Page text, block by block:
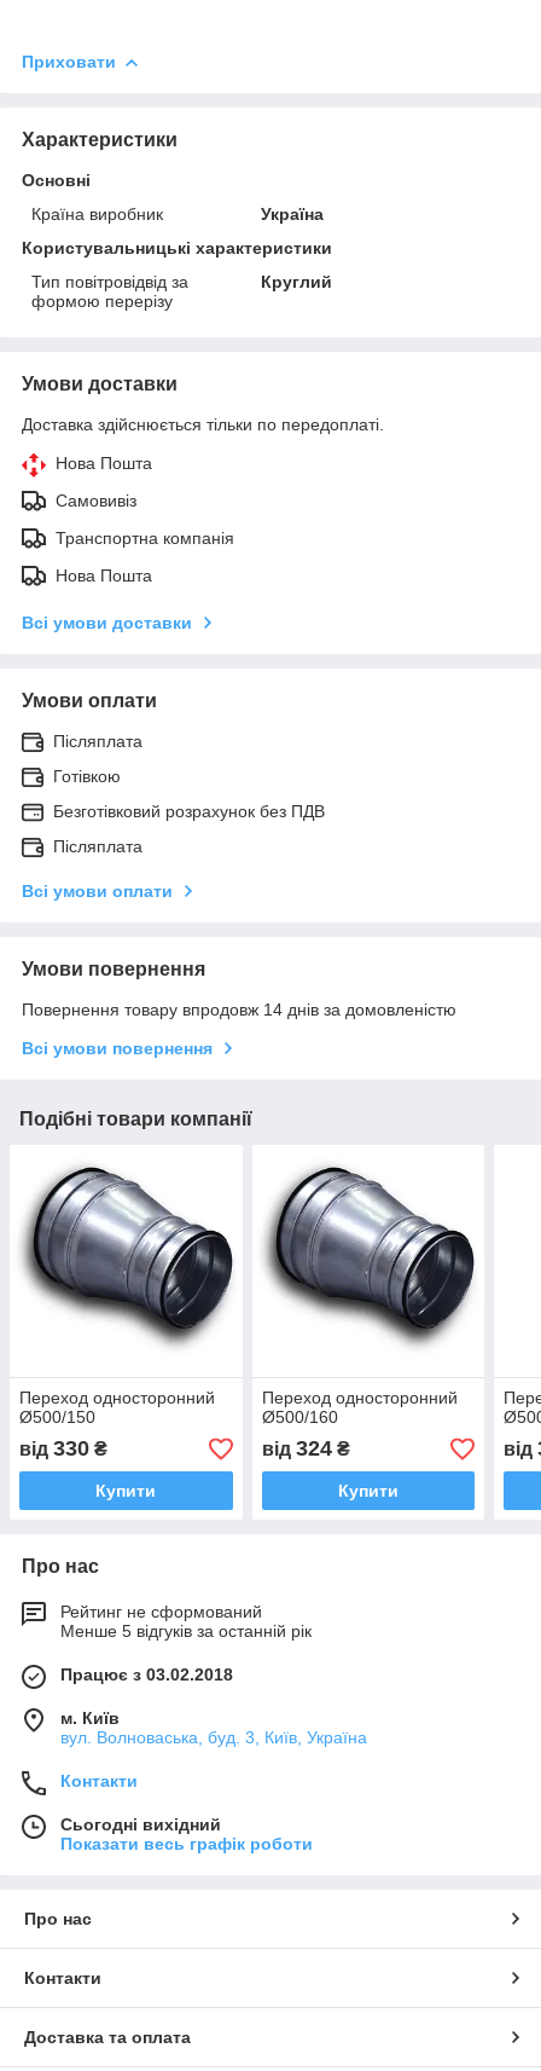
Приховати
Характеристики
Основні
Країна виробник
Україна
Користувальницькі характеристики
Тип повітровідвід за
формою перерізу
Круглий
Умови доставки
Доставка здійснюється тільки по передоплаті.
Нова Пошта
Самовивіз
Транспортна компанія
Нова Пошта
Всі умови доставки
Умови оплати
Післяплата
Готівкою
Безготівковий розрахунок без ПДВ
Післяплата
Всі умови оплати
Умови повернення
Повернення товару впродовж 14 днів за домовленістю
Всі умови повернення
Подібні товари компанії
Переход односторонний
Ø500/150
від 330 ₴
Купити
Переход односторонний
Ø500/160
від 324₴
Купити
від
Про нас
Рейтинг не сформований
Менше 5 відгуків за останній рік
Працює з 03.02.2018
м. Київ
вул. Волноваська, буд. 3, Київ, Україна
Контакти
Сьогодні вихідний
Показати весь графік роботи
Про нас
Контакти
Доставка та оплата